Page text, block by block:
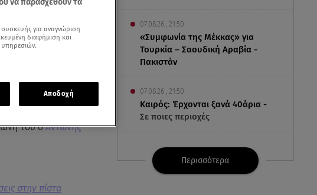
07.08.26 , 21:50
«Συμφωνία της Μέκκας» για
Τουρκία – Σαουδική Αραβία -
Πακιστάν
07.08.26 , 21:50
Καιρός: Έρχονται ξανά 40άρια -
Σε ποιες περιοχές
07.08.26 , 21:32
Κρήτη: Τουρίστας ρωτούσε
πόσο να πληρώσει για να
Περισσότερα
του οΑντώνης
στην πίστα
για αναγνώριση
διαφήμιση και
υπηρεσιών.
Αποδοχή